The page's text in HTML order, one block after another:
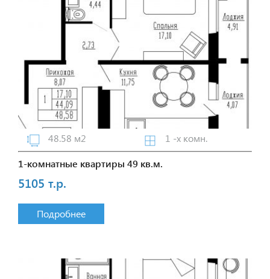
48.58 м2
1 -х комн.
1-комнатные квартиры 49 кв.м.
5105 т.р.
Подробнее